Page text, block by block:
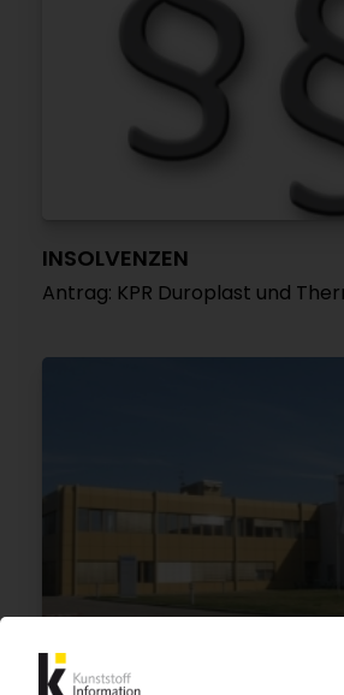
INSOLVENZEN
Antrag: KPR Duroplast und